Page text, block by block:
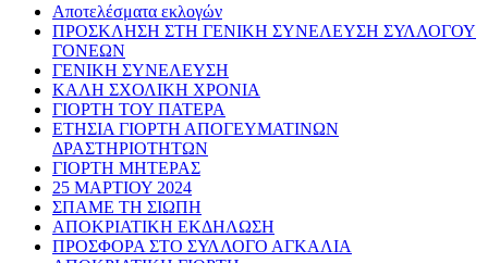
Αποτελέσματα εκλογών
ΠΡΟΣΚΛΗΣΗ ΣΤΗ ΓΕΝΙΚΗ ΣΥΝΕΛΕΥΣΗ ΣΥΛΛΟΓΟΥ
ΓΟΝΕΩΝ
ΓΕΝΙΚΗ ΣΥΝΕΛΕΥΣΗ
ΚΑΛΗ ΣΧΟΛΙΚΗ ΧΡΟΝΙΑ
ΓΙΟΡΤΗ ΤΟΥ ΠΑΤΕΡΑ
ΕΤΗΣΙΑ ΓΙΟΡΤΗ ΑΠΟΓΕΥΜΑΤΙΝΩΝ
ΔΡΑΣΤΗΡΙΟΤΗΤΩΝ
ΓΙΟΡΤΗ ΜΗΤΕΡΑΣ
25 ΜΑΡΤΙΟΥ 2024
ΣΠΑΜΕ ΤΗ ΣΙΩΠΗ
ΑΠΟΚΡΙΑΤΙΚΗ ΕΚΔΗΛΩΣΗ
ΠΡΟΣΦΟΡΑ ΣΤΟ ΣΥΛΛΟΓΟ ΑΓΚΑΛΙΑ